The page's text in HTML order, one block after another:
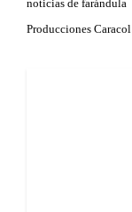
noticias de farándula
Producciones Caracol